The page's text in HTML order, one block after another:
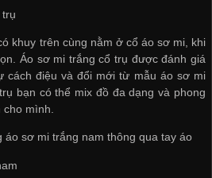
khuy trên cùng nằm ở cổ áo sơ mi, khi
Áo sơ mi trắng cổ trụ được đánh giá
cách điệu và đổi mới từ mẫu áo sơ mi
bạn có thể mix đồ đa dạng và phong
mình.
áo sơ mi trắng nam thông qua tay áo